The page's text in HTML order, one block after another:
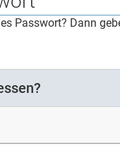
Passwort? Dann